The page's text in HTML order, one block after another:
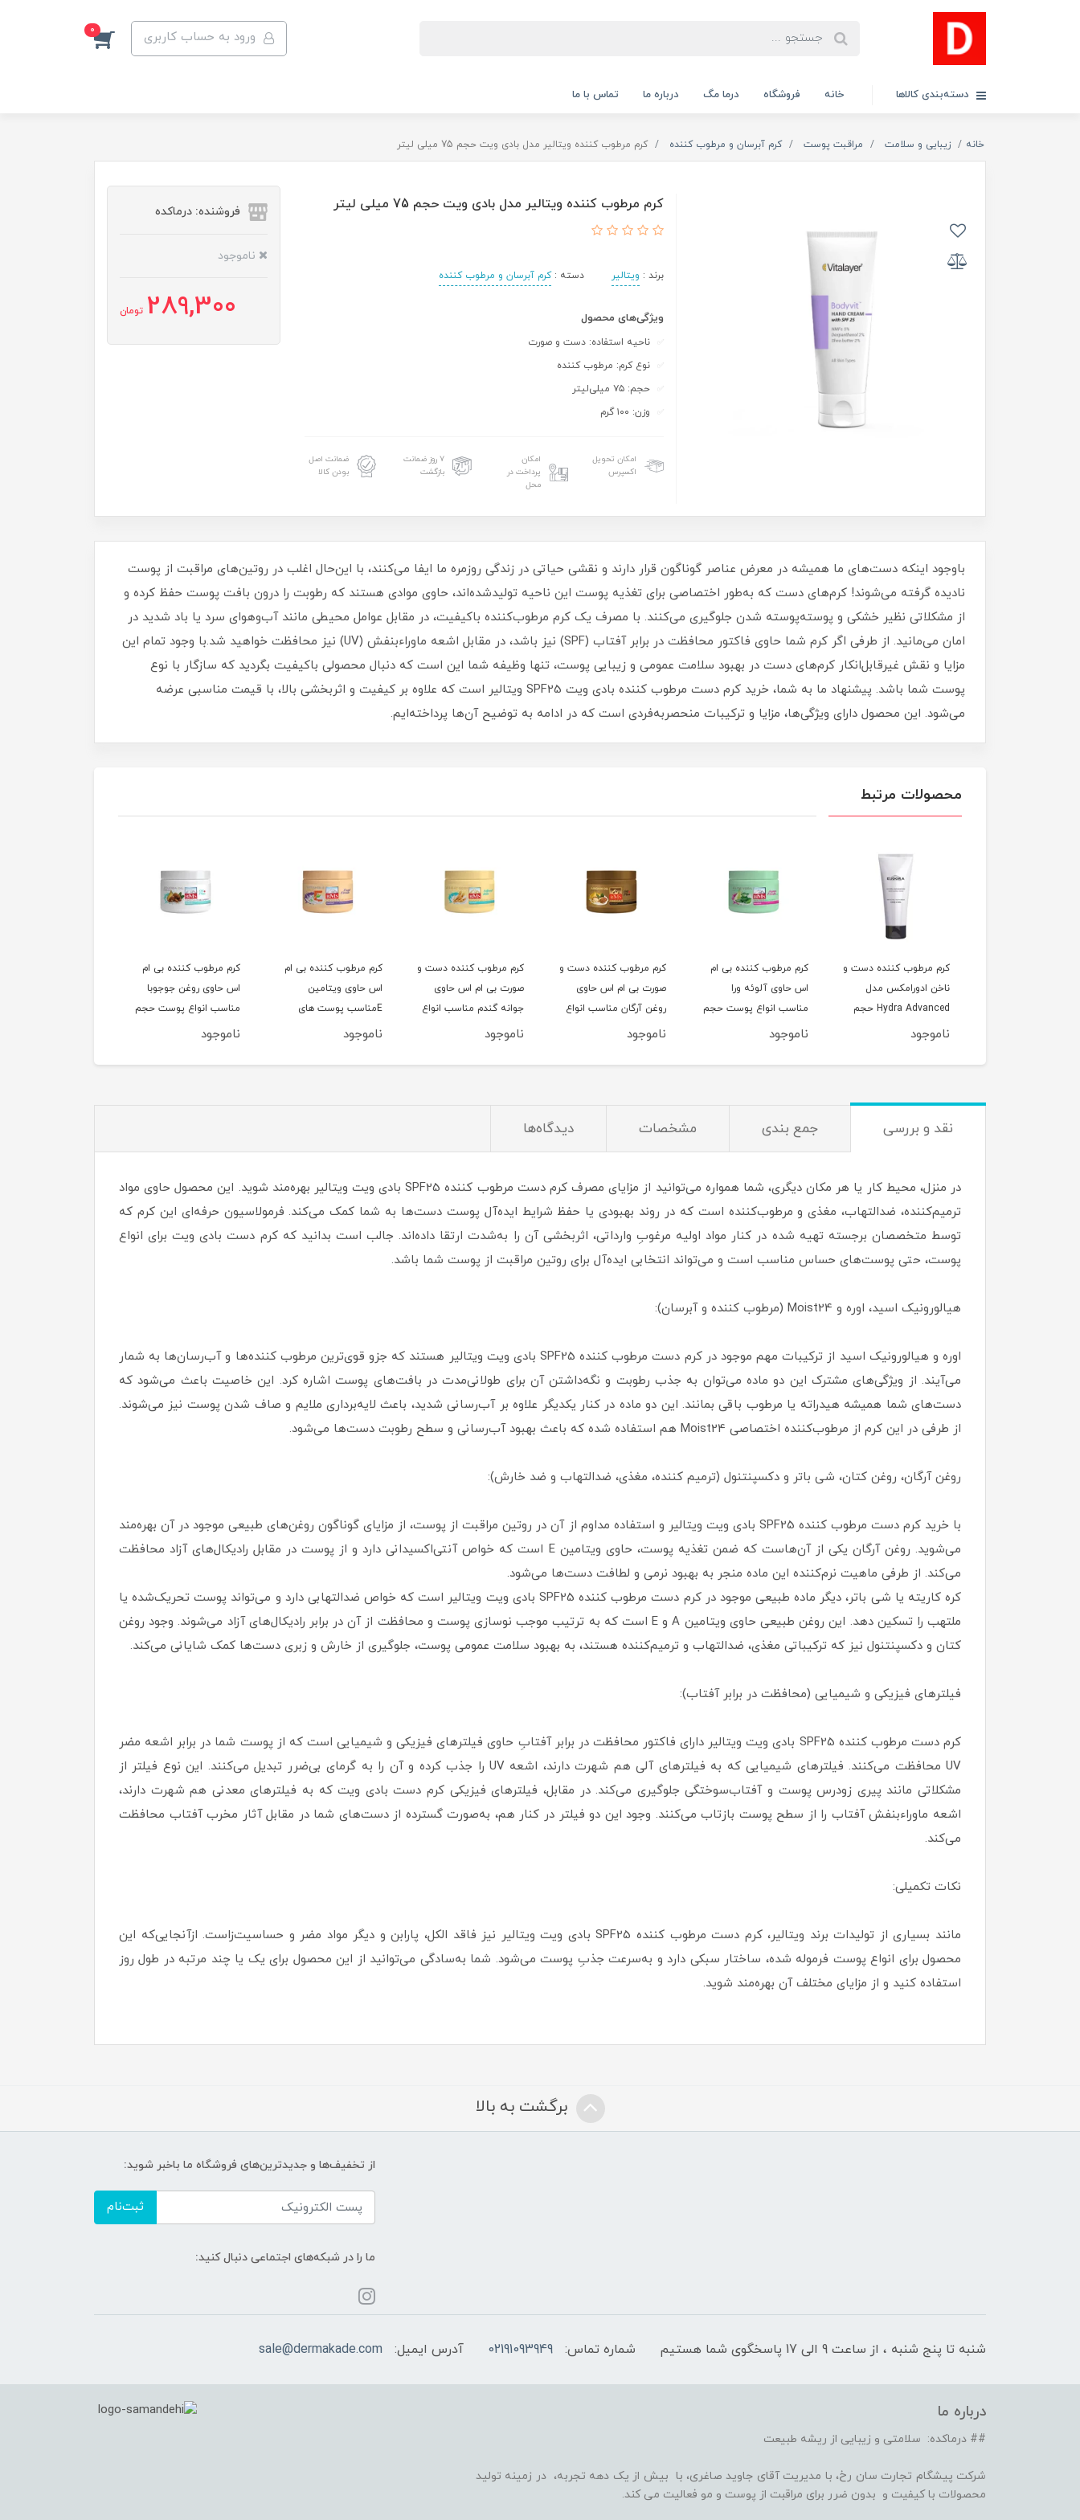
ورود به حساب کاربری 0
دسته‌بندی کالاها خانه فروشگاه درما مگ درباره ما تماس با ما
خانه زیبایی و سلامت مراقبت پوست کرم آبرسان و مرطوب کننده کرم مرطوب کننده ویتالیر مدل بادی ویت حجم 75 میلی لیتر
کرم مرطوب کننده ویتالیر مدل بادی ویت حجم 75 میلی لیتر
برند : ویتالیر دسته :کرم آبرسان و مرطوب کننده
ویژگی‌های محصول
ناحیه استفاده: دست و صورت
نوع کرم: مرطوب کننده
حجم: ۷۵ میلی‌لیتر
وزن: ۱۰۰ گرم
امکان تحویل
اکسپرس
امکان
پرداخت در
محل
۷ روز ضمانت
بازگشت
ضمانت اصل
بودن کالا
فروشنده: درماکده
ناموجود
289,300 تومان
باوجود اینکه دست‌های ما همیشه در معرض عناصر گوناگون قرار دارند و نقشی حیاتی در زندگی روزمره ما ایفا می‌کنند، با این‌حال اغلب در روتین‌های مراقبت از پوست
نادیده گرفته می‌شوند! کرم‌های دست که به‌طور اختصاصی برای تغذیه پوست این ناحیه تولیدشده‌اند، حاوی موادی هستند که رطوبت را درون بافت پوست حفظ کرده و
از مشکلاتی نظیر خشکی و پوسته‌‎پوسته شدن جلوگیری می‌کنند. با مصرف یک کرم مرطوب‌کننده باکیفیت، در مقابل عوامل محیطی مانند آب‌وهوای سرد یا باد شدید در
امان می‌مانید. از طرفی اگر کرم شما حاوی فاکتور محافظت در برابر آفتاب (SPF) نیز باشد، در مقابل اشعه ماوراء‌بنفش (UV) نیز محافظت خواهید شد.با وجود تمام این
مزایا و نقش غیرقابل‌انکار کرم‌های دست در بهبود سلامت عمومی و زیبایی پوست، تنها وظیفه شما این است که دنبال محصولی باکیفیت بگردید که سازگار با نوع
پوست شما باشد. پیشنهاد ما به شما، خرید کرم دست مرطوب کننده بادی ویت SPF25 ویتالیر است که علاوه بر کیفیت و اثربخشی بالا، با قیمت مناسبی عرضه
می‌شود. این محصول دارای ویژگی‌ها، مزایا و ترکیبات منحصربه‌فردی است که در ادامه به توضیح آن‌ها پرداخته‌ایم.
محصولات مرتبط
کرم مرطوب کننده دست و
ناخن ادورامکس مدل
Hydra Advanced حجم
75 میلی لیتر
ناموجود
کرم مرطوب کننده بی ام
اس حاوی آلوئه ورا
مناسب انواع پوست حجم
200 میلی‌لیتر
ناموجود
کرم مرطوب کننده دست و
صورت بی ام اس حاوی
روغن آرگان مناسب انواع
ناموجود
کرم مرطوب کننده دست و
صورت بی ام اس حاوی
جوانه گندم مناسب انواع
ناموجود
کرم مرطوب کننده بی ام
اس حاوی ویتامین
Eمناسب پوست های
ناموجود
کرم مرطوب کننده بی ام
اس حاوی روغن جوجوبا
مناسب انواع پوست حجم
200 میلی لیتر
ناموجود
نقد و بررسی جمع بندی مشخصات دیدگاه‌ها
در منزل، محیط کار یا هر مکان دیگری، شما همواره می‌توانید از مزایای مصرف کرم دست مرطوب کننده SPF25 بادی ویت ویتالیر بهره‌مند شوید. این محصول حاوی مواد
ترمیم‌کننده، ضدالتهاب، مغذی و مرطوب‌کننده است که در روند بهبودی یا حفظ شرایط ایده‌آل پوست دست‌ها به شما کمک می‌کند. فرمولاسیون حرفه‌ای این کرم که
توسط متخصصان برجسته تهیه شده در کنار مواد اولیه مرغوبِ وارداتی، اثربخشی آن را به‌شدت ارتقا داده‌اند. جالب است بدانید که کرم دست بادی ویت برای انواع
پوست، حتی پوست‌های حساس مناسب است و می‌تواند انتخابی ایده‌آل برای روتین مراقبت از پوست شما باشد.
هیالورونیک اسید، اوره و Moist24 (مرطوب کننده و آبرسان):
اوره و هیالورونیک اسید از ترکیبات مهم موجود در کرم دست مرطوب کننده SPF25 بادی ویت ویتالیر هستند که جزو قوی‌ترین مرطوب کننده‌ها و آب‌رسان‌ها به شمار
می‌آیند. از ویژگی‌های مشترک این دو ماده می‌توان به جذب رطوبت و نگه‌داشتن آن برای طولانی‌مدت در بافت‌های پوست اشاره کرد. این خاصیت باعث می‌شود که
دست‌های شما همیشه هیدراته یا مرطوب باقی بمانند. این دو ماده در کنار یکدیگر علاوه بر آب‌رسانی شدید، باعث لایه‌برداری ملایم و صاف شدن پوست نیز می‌شوند.
از طرفی در این کرم از مرطوب‌کننده اختصاصی Moist24 هم استفاده شده که باعث بهبود آب‌رسانی و سطح رطوبت دست‌ها می‌شود.
روغن آرگان، روغن کتان، شی باتر و دکسپنتنول (ترمیم کننده، مغذی، ضدالتهاب و ضد خارش):
با خرید کرم دست مرطوب کننده SPF25 بادی ویت ویتالیر و استفاده مداوم از آن در روتین مراقبت از پوست، از مزایای گوناگون روغن‌های طبیعی موجود در آن بهره‌مند
می‌شوید. روغن آرگان یکی از آن‌هاست که ضمن تغذیه پوست، حاوی ویتامین E است که خواص آنتی‌اکسیدانی دارد و از پوست در مقابل رادیکال‌های آزاد محافظت
می‌کند. از طرفی ماهیت نرم‌کننده این ماده منجر به بهبود نرمی و لطافت دست‌ها می‌شود.
کره کاریته یا شی باتر، دیگر ماده طبیعی موجود در کرم دست مرطوب کننده SPF25 بادی ویت ویتالیر است که خواص ضدالتهابی دارد و می‌تواند پوست تحریک‌شده یا
ملتهب را تسکین دهد. این روغن طبیعی حاوی ویتامین A و E است که به ترتیب موجب نوسازی پوست و محافظت از آن در برابر رادیکال‌های آزاد می‌شوند. وجود روغن
کتان و دکسپنتنول نیز که ترکیباتی مغذی، ضدالتهاب و ترمیم‌کننده هستند، به بهبود سلامت عمومی پوست، جلوگیری از خارش و زبری دست‌ها کمک شایانی می‌کند.
فیلترهای فیزیکی و شیمیایی (محافظت در برابر آفتاب):
کرم دست مرطوب کننده SPF25 بادی ویت ویتالیر دارای فاکتور محافظت در برابر آفتابِ حاوی فیلترهای فیزیکی و شیمیایی است که از پوست شما در برابر اشعه مضر
UV محافظت می‌کنند. فیلترهای شیمیایی که به فیلترهای آلی هم شهرت دارند، اشعه UV را جذب کرده و آن را به گرمای بی‌ضرر تبدیل می‌کنند. این نوع فیلتر از
مشکلاتی مانند پیری زودرس پوست و آفتاب‌سوختگی جلوگیری می‌کند. در مقابل، فیلترهای فیزیکی کرم دست بادی ویت که به فیلترهای معدنی هم شهرت دارند،
اشعه ماوراء‌بنفش آفتاب را از سطح پوست بازتاب می‌کنند. وجود این دو فیلتر در کنار هم، به‌صورت گسترده از دست‌های شما در مقابل آثار مخرب آفتاب محافظت
می‌کند.
نکات تکمیلی:
مانند بسیاری از تولیدات برند ویتالیر، کرم دست مرطوب کننده SPF25 بادی ویت ویتالیر نیز فاقد الکل، پارابن و دیگر مواد مضر و حساسیت‌زاست. ازآنجایی‌که این
محصول برای انواع پوست فرموله شده، ساختار سبکی دارد و به‌سرعت جذبِ پوست می‌شود. شما به‌سادگی می‌توانید از این محصول برای یک یا چند مرتبه در طول روز
استفاده کنید و از مزایای مختلف آن بهره‌مند شوید.
برگشت به بالا
از تخفیف‌ها و جدیدترین‌های فروشگاه ما باخبر شوید:
ثبت‌نام
ما را در شبکه‌های اجتماعی دنبال کنید:
شنبه تا پنج شنبه ، از ساعت 9 الی 17 پاسخگوی شما هستیم شماره تماس: 02191093949 آدرس ایمیل: sale@dermakade.com
درباره ما
## درماکده: سلامتی و زیبایی از ریشه طبیعت
شرکت پیشگام تجارت سان رخ، با مدیریت آقای جاوید صاغری، با بیش از یک دهه تجربه، در زمینه تولید
محصولات با کیفیت و بدون ضرر برای مراقبت از پوست و مو فعالیت می کند.